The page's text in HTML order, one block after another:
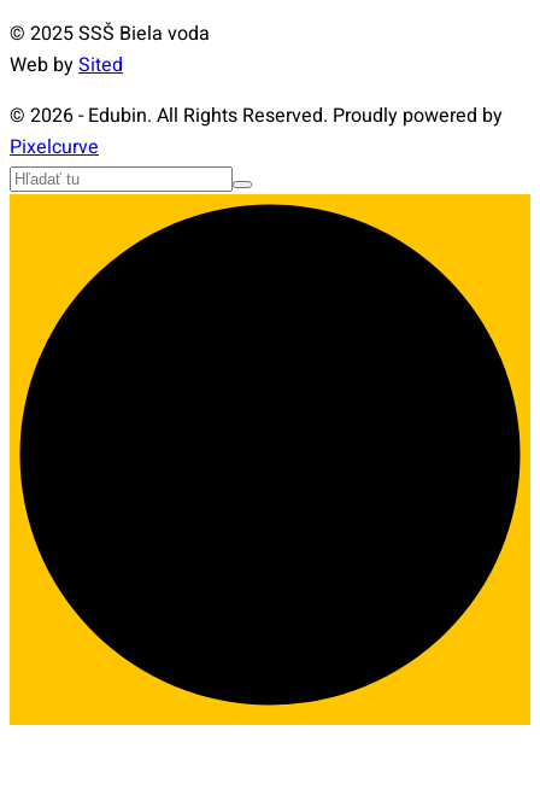
© 2025 SSŠ Biela voda
Web bySited
© 2026 - Edubin. All Rights Reserved. Proudly powered by
Pixelcurve